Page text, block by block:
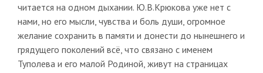
читается на одном дыхании. Ю.В.Крюкова уже нет с
нами, но его мысли, чувства и боль души, огромное
желание сохранить в памяти и донести до нынешнего и
грядущего поколений всё, что связано с именем
Туполева и его малой Родиной, живут на страницах